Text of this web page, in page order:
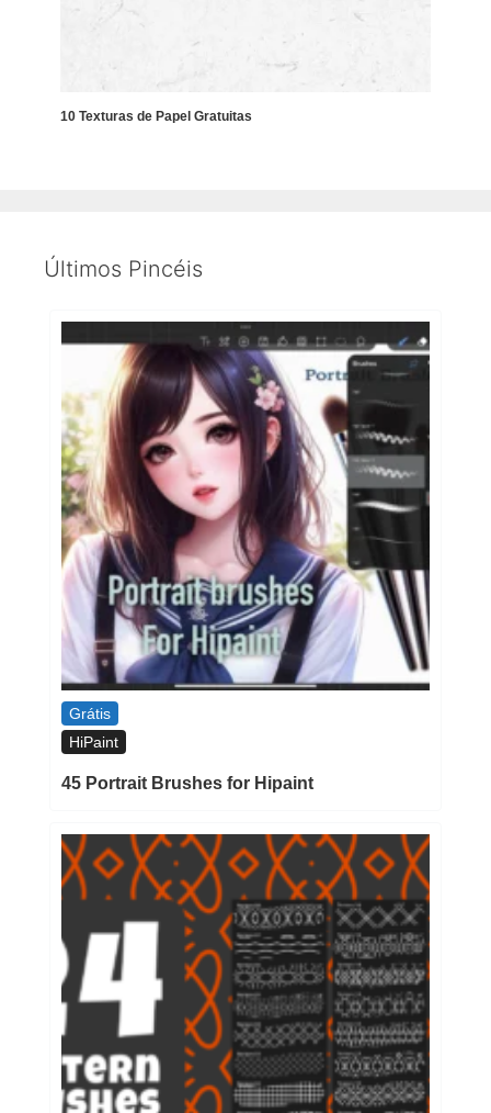
10 Texturas de Papel Gratuitas
Últimos Pincéis
Grátis
HiPaint
45 Portrait Brushes for Hipaint